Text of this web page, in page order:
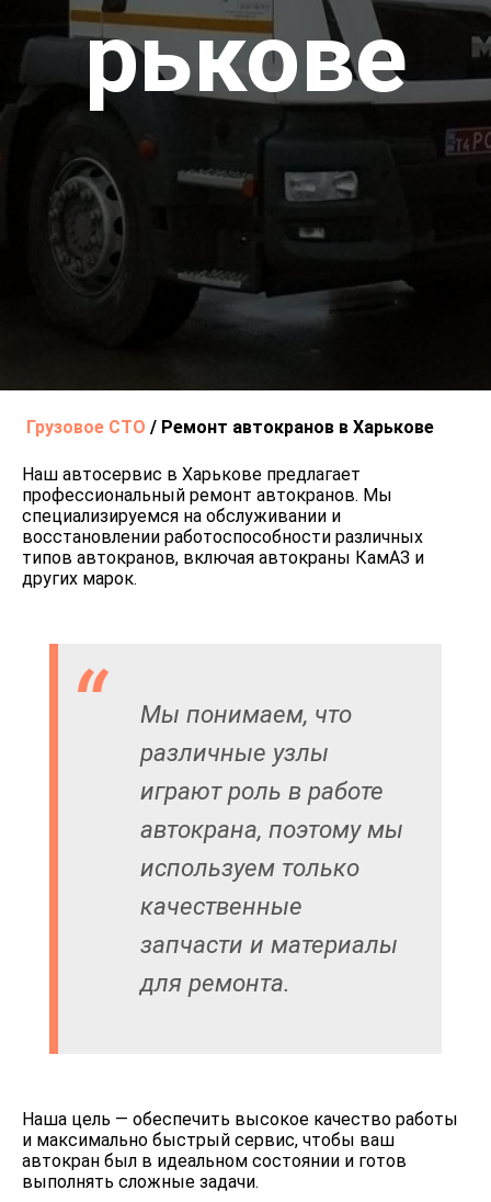
рькове
Грузовое СТО / Ремонт автокранов в Харькове
Наш автосервис в Харькове предлагает
профессиональный ремонт автокранов. Мы
специализируемся на обслуживании и
восстановлении работоспособности различных
типов автокранов, включая автокраны КамАЗ и
других марок.
Мы понимаем, что
различные узлы
играют роль в работе
автокрана, поэтому мы
используем только
качественные
запчасти и материалы
для ремонта.
Наша цель — обеспечить высокое качество работы
и максимально быстрый сервис, чтобы ваш
автокран был в идеальном состоянии и готов
выполнять сложные задачи.